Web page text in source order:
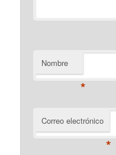
Nombre
*
Correo electrónico
*